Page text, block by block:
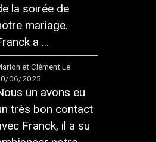
la soirée de
mariage.
a ...
et Clément Le
06/2025
un avons eu
très bon contact
Franck, il a su